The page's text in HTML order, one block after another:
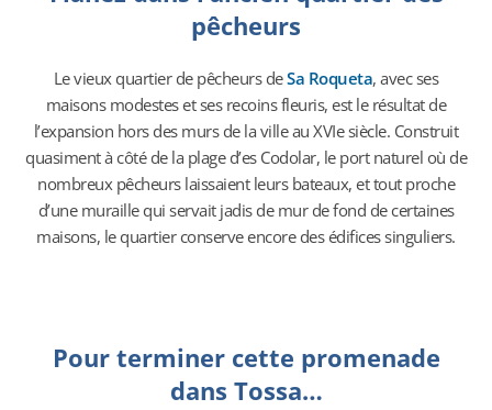
pêcheurs
Le vieux quartier de pêcheurs deSa Roqueta, avec ses
maisons modestes et ses recoins fleuris, est le résultat de
l’expansion hors des murs de la ville au XVIe siècle. Construit
quasiment à côté de la plage d’es Codolar, le port naturel où de
nombreux pêcheurs laissaient leurs bateaux, et tout proche
d’une muraille qui servait jadis de mur de fond de certaines
maisons, le quartier conserve encore des édifices singuliers.
Pour terminer cette promenade
dans Tossa…